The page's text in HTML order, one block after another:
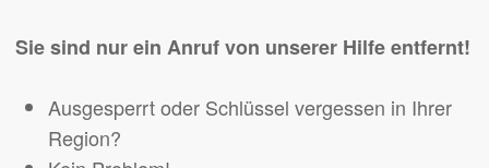
Sie sind nur ein Anruf von unserer Hilfe entfernt!
Ausgesperrt oder Schlüssel vergessen in Ihrer
Region?